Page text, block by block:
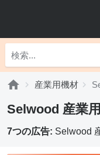
産業用機材
Selwood 産業
7つの広告: Selwood